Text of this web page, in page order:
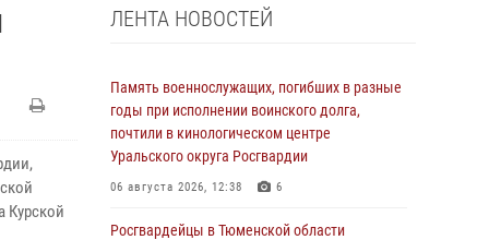
Курской
ЛЕНТА НОВОСТЕЙ
Память военнослужащих, погибших в разные
годы при исполнении воинского долга,
почтили в кинологическом центре
Уральского округа Росгвардии
06 августа 2026, 12:38 6
Росгвардейцы в Тюменской области